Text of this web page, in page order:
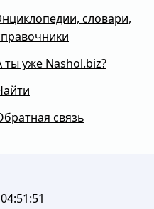
словари,
ты уже Nashol.biz?
связь